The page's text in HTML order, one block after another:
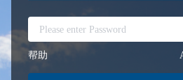
帮助